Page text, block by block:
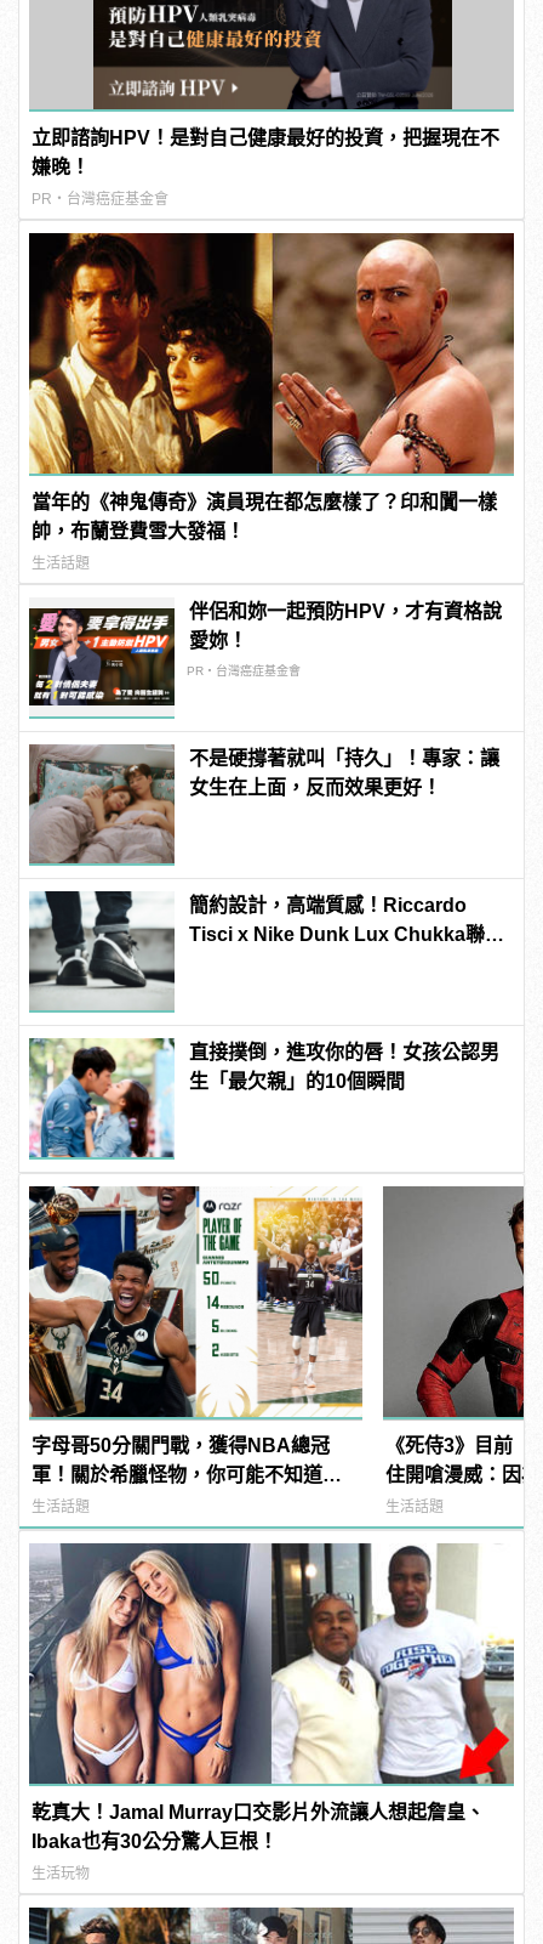
立即諮詢HPV！是對自己健康最好的投資，把握現在不
嫌晚！
PR・台灣癌症基金會
當年的《神鬼傳奇》演員現在都怎麼樣了？印和闐一樣
帥，布蘭登費雪大發福！
生活話題
伴侶和妳一起預防HPV，才有資格說
愛妳！
PR・台灣癌症基金會
不是硬撐著就叫「持久」！專家：讓
女生在上面，反而效果更好！
簡約設計，高端質感！Riccardo
Tisci x Nike Dunk Lux Chukka聯名
直接撲倒，進攻你的唇！女孩公認男
生「最欠親」的10個瞬間
字母哥50分關門戰，獲得NBA總冠
軍！關於希臘怪物，你可能不知道的7
件事。 | manfashion這樣變型男
生活話題
《死侍3》目前
住開嗆漫威：因
去「死侍」這角
生活話題
乾真大！Jamal Murray口交影片外流讓人想起詹皇、
Ibaka也有30公分驚人巨根！
生活玩物